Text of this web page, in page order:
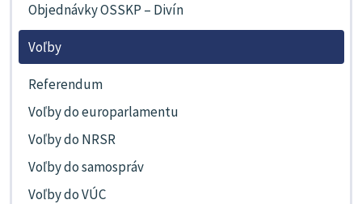
Objednávky OSSKP – Divín
Voľby
Referendum
Voľby do europarlamentu
Voľby do NRSR
Voľby do samospráv
Voľby do VÚC